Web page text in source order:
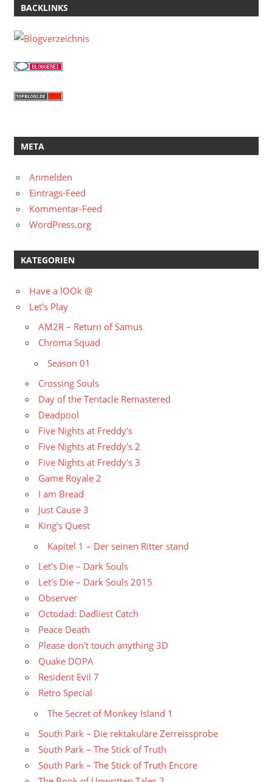
BACKLINKS
META
Anmelden
Eintrags-Feed
Kommentar-Feed
WordPress.org
KATEGORIEN
Have a lOOk @
Let's Play
AM2R – Return of Samus
Chroma Squad
Season 01
Crossing Souls
Day of the Tentacle Remastered
Deadpool
Five Nights at Freddy's
Five Nights at Freddy's 2
Five Nights at Freddy's 3
Game Royale 2
I am Bread
Just Cause 3
King's Quest
Kapitel 1 – Der seinen Ritter stand
Let's Die – Dark Souls
Let's Die – Dark Souls 2015
Observer
Octodad: Dadliest Catch
Peace Death
Please don't touch anything 3D
Quake DOPA
Resident Evil 7
Retro Special
The Secret of Monkey Island 1
South Park – Die rektakuläre Zerreissprobe
South Park – The Stick of Truth
South Park – The Stick of Truth Encore